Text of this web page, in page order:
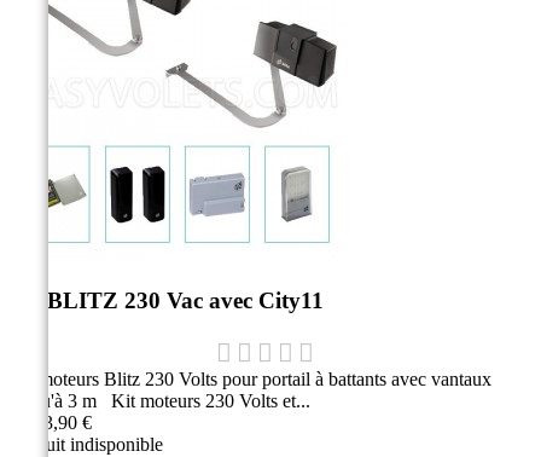
Kit BLITZ 230 Vac avec City11
Kit moteurs Blitz 230 Volts pour portail à battants avec vantaux
jusqu'à 3 m Kit moteurs 230 Volts et...
2 053,90 €
Produit indisponible